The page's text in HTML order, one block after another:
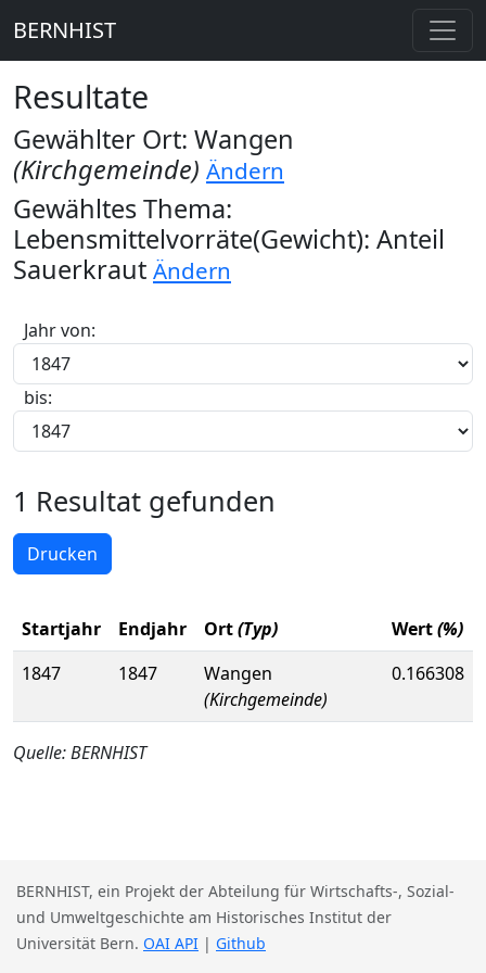
BERNHIST
Resultate
Gewählter Ort: Wangen
(Kirchgemeinde) Ändern
Gewähltes Thema:
Lebensmittelvorräte(Gewicht): Anteil
Sauerkraut Ändern
Jahr von:
bis:
1 Resultat gefunden
Drucken
Startjahr Endjahr Ort(Typ) Wert(%)
1847
1847
Wangen
(Kirchgemeinde)
0.166308
Quelle: BERNHIST
BERNHIST, ein Projekt der Abteilung für Wirtschafts-, Sozial-
und Umweltgeschichte am Historisches Institut der
Universität Bern. OAI API | Github